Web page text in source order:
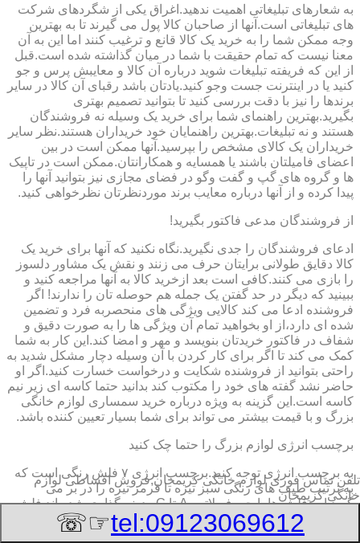
به شعارهای تبلیغاتی اهمیت ندهید.اغراق یکی از شگردهای شرکت
های تبلیغاتی است.آنها از صاحبان کالا پول می گیرند تا به بهترین
وجه ممکن شما را به خرید یک کالا قانع و ترغیب کنند اما این به آن
معنا نیست که تمام حقیقت با شما در میان گذاشته شده است.قبل
از این که فریفته تبلیغات شوید درباره آن کالا و معایبش پرس و جو
کنید یا در اینترنت جست وجو کنید.یادتان باشد رقبای آن کالا در سایر
برندها را نیز با دقت بررسی کنید تا بتوانید تصمیم بهتری
بگیرید.بهترین راهنمای شما برای خرید یک وسیله نه فروشندگان
هستند و نه تبلیغات.بهترین راهنمایان خود خریداران هستند.نظر سایر
خریداران یک کالای مشخص را بپرسید.آنها ممکن است در بین
اعضای فامیلتان باشند یا همسایه و همکارانتان.ممکن است در تاپیک
ها و گروه های گپ و گفت وگو در فضای مجازی نیز بتوانید آنها را
پیدا کرده و از آنها درباره معایب برند موردنظرتان نظرخواهی کنید.
از فروشندگان مدعی فاکتور بگیرید!
ادعای فروشندگان را جدی نگیرید.نگاه نکنید که آنها برای خرید یک
کالا دقایق طولانی برایتان حرف می زنند و نقش یک مشاور دلسوز
را بازی می کنند.کافی است بعد ازخرید کالا به آنها مراجعه کنید و
ببینید که دیگر در حد گفتن یک جمله هم حوصله تان را ندارند! اگر
فروشنده ادعا می کند کالایی ویژگی های منحصربه فرد و تضمین
شده ای دارد،از او بخواهید تمام آن ویژگی ها را به صورت دقیق و
شفاف در فاکتور خریدتان بنویسد و مهر و امضا کند.این کار به شما
کمک می کند تا اگر برای کار کردن با آن وسیله دچار مشکل شدید به
راحتی بتوانید از فروشنده شکایت و درخواست خسارت کنید.اگر او
حاضر نشد گفته های خود را مکتوب کند بدانید حتما کاسه ای زیر نیم
کاسه است.این گزینه به ویژه درباره خرید سمساری لوازم خانگی
بزرگ و با قیمت بیشتر می تواند برای شما بسیار تعیین کننده باشد.
برچسب انرژی لوازم بزرگ را حتما چک کنید
به برچسب انرژی توجه کنید.برچسب انرژی ٧ فلش رنگی است که
به ترتیب طیف های رنگی سبز تیره تا قرمز تیره را در بر می
گیرد.این فلش ها با حروف لاتین A تا G ردیف گذاری شده اند.فلش
A که به رنگ سبز تیره است معرف کمترین میزان مصرف انرژی و
بیشترین بازدهی کالاست و فلش G که به رنگ قرمز تیره است
تلفن تماس فوریلوازم خانگی کریمخان,فروش اقساطی لوازم
خانگی کریمخان
tel:09123069612
☞☏